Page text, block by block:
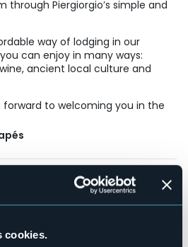
cookies.
Piergiorgio’s simple and
way of lodging in our
can enjoy in many ways:
ancient local culture and
forward to welcoming you in the